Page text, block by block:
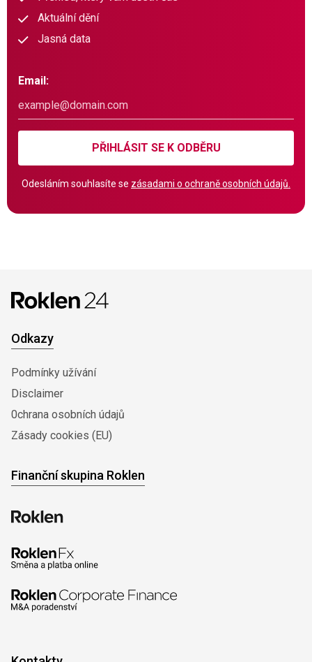
Aktuální dění
Jasná data
Email:
PŘIHLÁSIT SE K ODBĚRU
Odesláním souhlasíte se zásadami o ochraně osobních údajů.
Odkazy
Podmínky užívání
Disclaimer
0chrana osobních údajů
Zásady cookies (EU)
Finanční skupina Roklen